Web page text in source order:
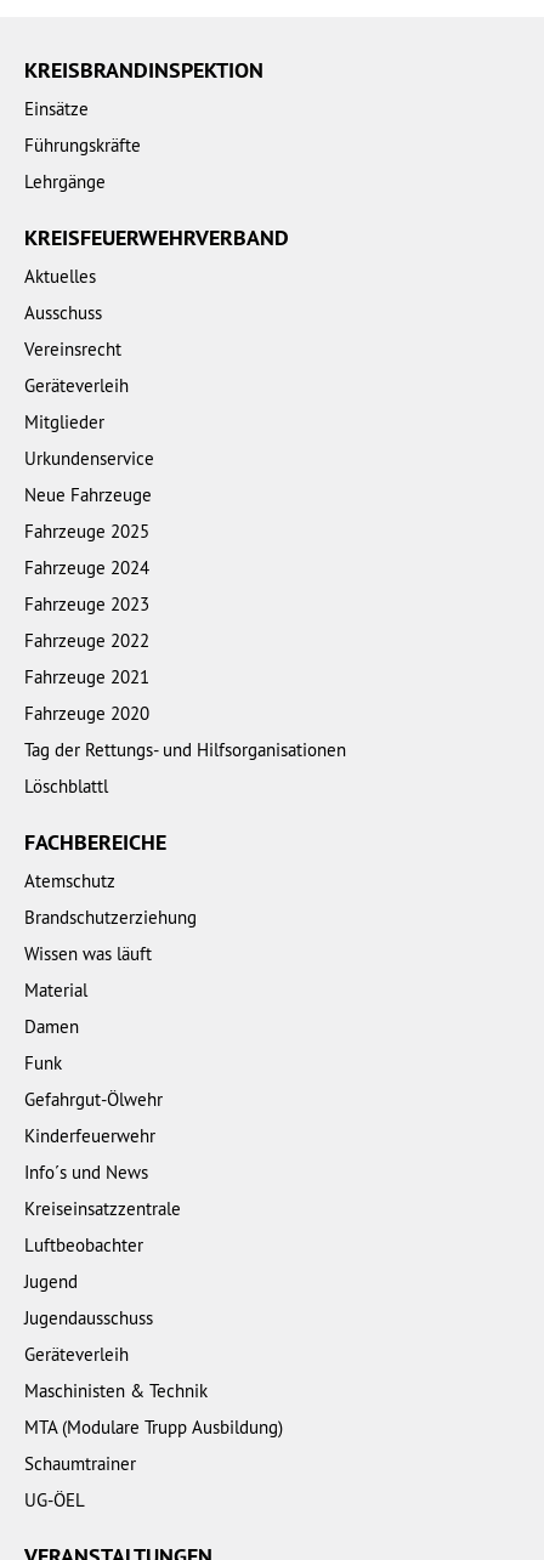
KREISBRANDINSPEKTION
Einsätze
Führungskräfte
Lehrgänge
KREISFEUERWEHRVERBAND
Aktuelles
Ausschuss
Vereinsrecht
Geräteverleih
Mitglieder
Urkundenservice
Neue Fahrzeuge
Fahrzeuge 2025
Fahrzeuge 2024
Fahrzeuge 2023
Fahrzeuge 2022
Fahrzeuge 2021
Fahrzeuge 2020
Tag der Rettungs- und Hilfsorganisationen
Löschblattl
FACHBEREICHE
Atemschutz
Brandschutzerziehung
Wissen was läuft
Material
Damen
Funk
Gefahrgut-Ölwehr
Kinderfeuerwehr
Info´s und News
Kreiseinsatzzentrale
Luftbeobachter
Jugend
Jugendausschuss
Geräteverleih
Maschinisten & Technik
MTA (Modulare Trupp Ausbildung)
Schaumtrainer
UG-ÖEL